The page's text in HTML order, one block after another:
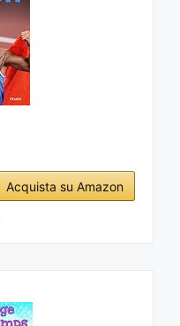
Acquista su Amazon